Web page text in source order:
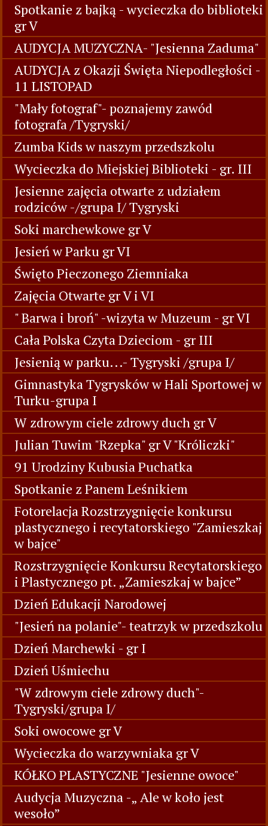
Spotkanie z bajką - wycieczka do biblioteki
gr V
AUDYCJA MUZYCZNA- "Jesienna Zaduma"
AUDYCJA z Okazji Święta Niepodległości -
11 LISTOPAD
"Mały fotograf"- poznajemy zawód
fotografa /Tygryski/
Zumba Kids w naszym przedszkolu
Wycieczka do Miejskiej Biblioteki - gr. III
Jesienne zajęcia otwarte z udziałem
rodziców -/grupa I/ Tygryski
Soki marchewkowe gr V
Jesień w Parku gr VI
Święto Pieczonego Ziemniaka
Zajęcia Otwarte gr V i VI
" Barwa i broń" -wizyta w Muzeum - gr VI
Cała Polska Czyta Dzieciom - gr III
Jesienią w parku...- Tygryski /grupa I/
Gimnastyka Tygrysków w Hali Sportowej w
Turku-grupa I
W zdrowym ciele zdrowy duch gr V
Julian Tuwim "Rzepka" gr V "Króliczki"
91 Urodziny Kubusia Puchatka
Spotkanie z Panem Leśnikiem
Fotorelacja Rozstrzygnięcie konkursu
plastycznego i recytatorskiego "Zamieszkaj
w bajce"
Rozstrzygnięcie Konkursu Recytatorskiego
i Plastycznego pt. „Zamieszkaj w bajce”
Dzień Edukacji Narodowej
"Jesień na polanie"- teatrzyk w przedszkolu
Dzień Marchewki - gr I
Dzień Uśmiechu
"W zdrowym ciele zdrowy duch"-
Tygryski/grupa I/
Soki owocowe gr V
Wycieczka do warzywniaka gr V
KÓŁKO PLASTYCZNE "Jesienne owoce"
Audycja Muzyczna -„ Ale w koło jest
wesoło”